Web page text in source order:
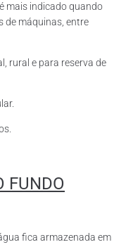
mais indicado quando
de máquinas, entre
rural e para reserva de
FUNDO
fica armazenada em